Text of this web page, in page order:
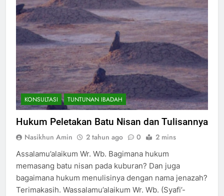
KONSULTASI TUNTUNAN IBADAH
Hukum Peletakan Batu Nisan dan Tulisannya
Nasikhun Amin 2 tahun ago 0 2 mins
Assalamu’alaikum Wr. Wb. Bagimana hukum
memasang batu nisan pada kuburan? Dan juga
bagaimana hukum menulisinya dengan nama jenazah?
Terimakasih. Wassalamu’alaikum Wr. Wb. (Syafi’-